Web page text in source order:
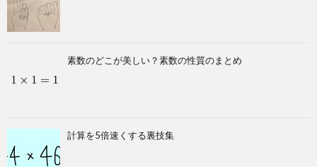
素数のどこが美しい？素数の性質のまとめ
計算を5倍速くする裏技集